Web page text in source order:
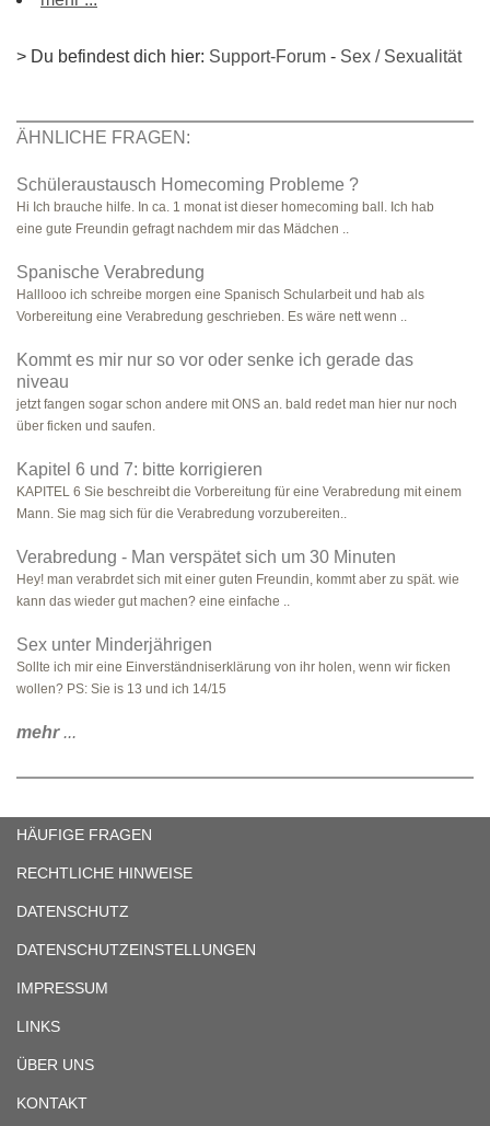
> Du befindest dich hier: Support-Forum - Sex / Sexualität
ÄHNLICHE FRAGEN:
Schüleraustausch Homecoming Probleme ?
Hi Ich brauche hilfe. In ca. 1 monat ist dieser homecoming ball. Ich hab
eine gute Freundin gefragt nachdem mir das Mädchen ..
Spanische Verabredung
Halllooo ich schreibe morgen eine Spanisch Schularbeit und hab als
Vorbereitung eine Verabredung geschrieben. Es wäre nett wenn ..
Kommt es mir nur so vor oder senke ich gerade das
niveau
jetzt fangen sogar schon andere mit ONS an. bald redet man hier nur noch
über ficken und saufen.
Kapitel 6 und 7: bitte korrigieren
KAPITEL 6 Sie beschreibt die Vorbereitung für eine Verabredung mit einem
Mann. Sie mag sich für die Verabredung vorzubereiten..
Verabredung - Man verspätet sich um 30 Minuten
Hey! man verabrdet sich mit einer guten Freundin, kommt aber zu spät. wie
kann das wieder gut machen? eine einfache ..
Sex unter Minderjährigen
Sollte ich mir eine Einverständniserklärung von ihr holen, wenn wir ficken
wollen? PS: Sie is 13 und ich 14/15
mehr...
HÄUFIGE FRAGEN
RECHTLICHE HINWEISE
DATENSCHUTZ
DATENSCHUTZEINSTELLUNGEN
IMPRESSUM
LINKS
ÜBER UNS
KONTAKT